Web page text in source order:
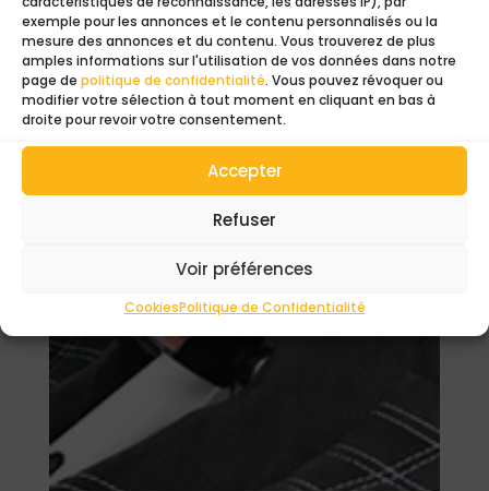
exemple pour les annonces et le contenu personnalisés ou la
mesure des annonces et du contenu. Vous trouverez de plus
amples informations sur l'utilisation de vos données dans notre
page de politique de confidentialité. Vous pouvez révoquer ou
modifier votre sélection à tout moment en cliquant en bas à
droite pour revoir votre consentement.
Accepter
Refuser
Voir préférences
CookiesPolitique de Confidentialité
Ajouter au panier